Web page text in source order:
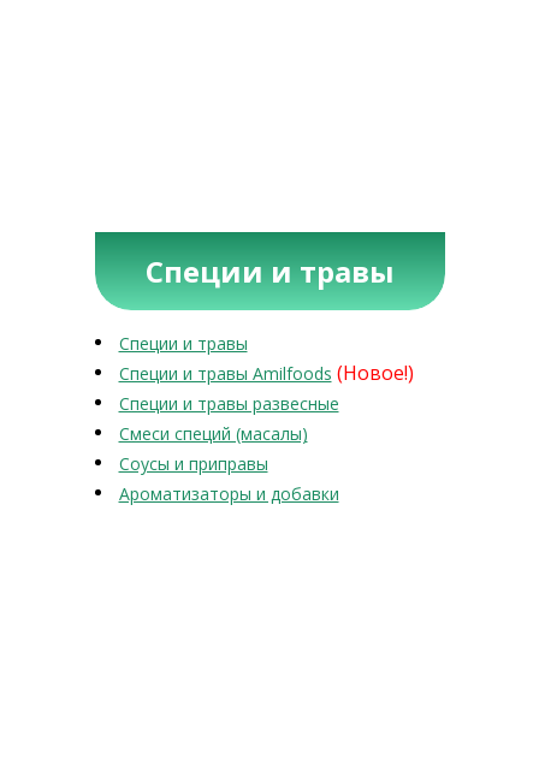
Специи и травы
Специи и травы
Специи и травы Amilfoods (Новое!)
Специи и травы развесные
Смеси специй (масалы)
Соусы и приправы
Ароматизаторы и добавки